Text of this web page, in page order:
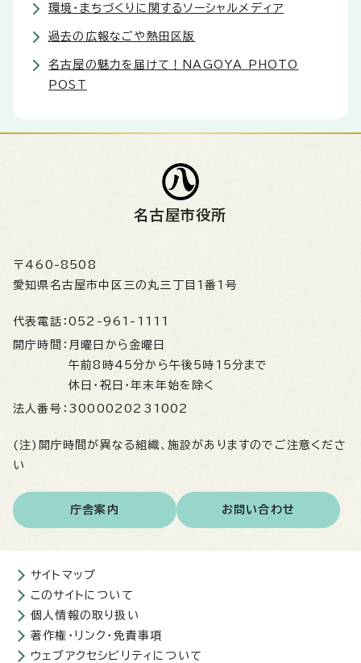
環境・まちづくりに関するソーシャルメディア
過去の広報なごや熱田区版
名古屋の魅力を届けて！NAGOYA PHOTO
POST
名古屋市役所
〒460-8508
愛知県名古屋市中区三の丸三丁目1番1号
代表電話： 052-961-1111
開庁時間： 月曜日から金曜日
午前8時45分から午後5時15分まで
休日・祝日・年末年始を除く
法人番号： 3000020231002
(注)開庁時間が異なる組織、施設がありますのでご注意くださ
い
庁舎案内 お問い合わせ
サイトマップ
このサイトについて
個人情報の取り扱い
著作権・リンク・免責事項
ウェブアクセシビリティについて